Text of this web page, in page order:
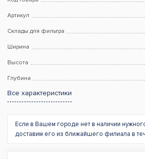
Артикул
Склады для фильтра
Ширина
Высота
Глубина
Все характеристики
Если в Вашем городе нет в наличии
доставим его из ближайшего филиала в